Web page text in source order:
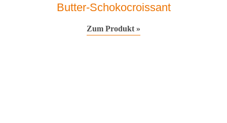
Butter-Schokocroissant
Zum Produkt »